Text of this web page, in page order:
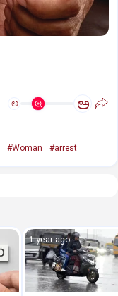
ಅ ಅ
#Woman #arrest
1 year ago